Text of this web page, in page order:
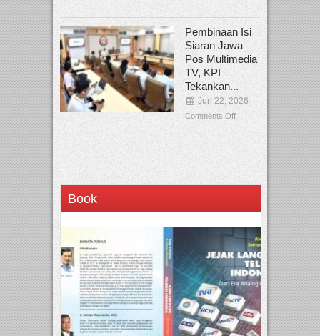
Pembinaan Isi
Siaran Jawa
Pos Multimedia
TV, KPI
Tekankan...
Jun 22, 2026
Comments Off
Book